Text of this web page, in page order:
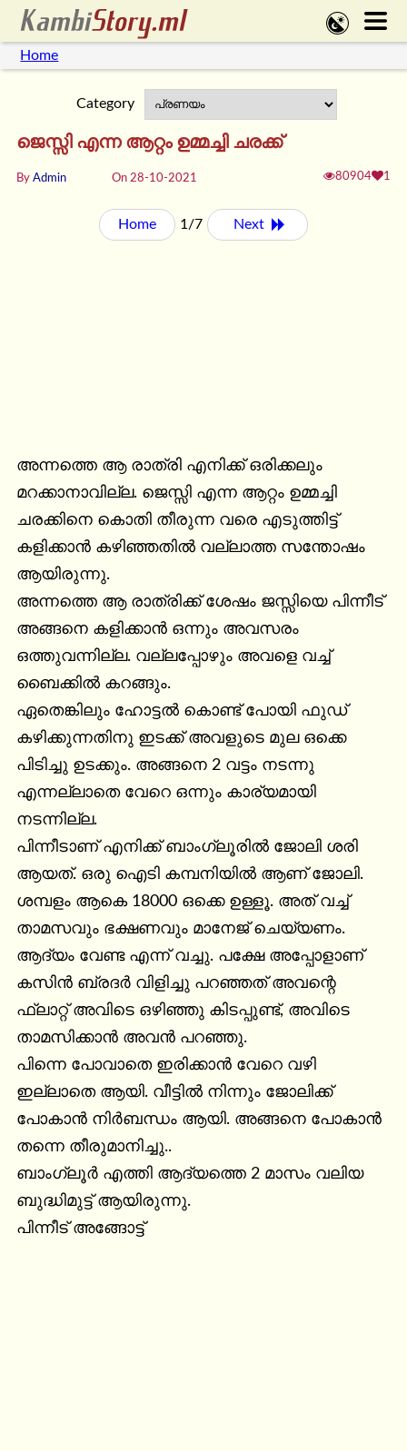
Home
Category
ജെസ്സി എന്ന ആറ്റം ഉമ്മച്ചി ചരക്ക്
By Admin On 28-10-2021 80904 1
Home 1/7 Next
അന്നത്തെ ആ രാത്രി എനിക്ക് ഒരിക്കലും
മറക്കാനാവില്ല. ജെസ്സി എന്ന ആറ്റം ഉമ്മച്ചി
ചരക്കിനെ കൊതി തീരുന്ന വരെ എടുത്തിട്ട്
കളിക്കാൻ കഴിഞ്ഞതിൽ വല്ലാത്ത സന്തോഷം
ആയിരുന്നു.
അന്നത്തെ ആ രാത്രിക്ക് ശേഷം ജസ്സിയെ പിന്നീട്
അങ്ങനെ കളിക്കാൻ ഒന്നും അവസരം
ഒത്തുവന്നില്ല. വല്ലപ്പോഴും അവളെ വച്ച്
ബൈക്കിൽ കറങ്ങും.
ഏതെങ്കിലും ഹോട്ടൽ കൊണ്ട് പോയി ഫുഡ്
കഴിക്കുന്നതിനു ഇടക്ക് അവളുടെ മുല ഒക്കെ
പിടിച്ചു ഉടക്കും. അങ്ങനെ 2 വട്ടം നടന്നു
എന്നല്ലാതെ വേറെ ഒന്നും കാര്യമായി
നടന്നില്ല.
പിന്നീടാണ് എനിക്ക് ബാംഗ്ലൂരിൽ ജോലി ശരി
ആയത്. ഒരു ഐടി കമ്പനിയിൽ ആണ് ജോലി.
ശമ്പളം ആകെ 18000 ഒക്കെ ഉള്ളൂ. അത് വച്ച്
താമസവും ഭക്ഷണവും മാനേജ് ചെയ്യണം.
ആദ്യം വേണ്ട എന്ന് വച്ചു. പക്ഷേ അപ്പോളാണ്
കസിൻ ബ്രദർ വിളിച്ചു പറഞ്ഞത് അവന്റെ
ഫ്ലാറ്റ് അവിടെ ഒഴിഞ്ഞു കിടപ്പുണ്ട്, അവിടെ
താമസിക്കാൻ അവൻ പറഞ്ഞു.
പിന്നെ പോവാതെ ഇരിക്കാൻ വേറെ വഴി
ഇല്ലാതെ ആയി. വീട്ടിൽ നിന്നും ജോലിക്ക്
പോകാൻ നിർബന്ധം ആയി. അങ്ങനെ പോകാൻ
തന്നെ തീരുമാനിച്ചു..
ബാംഗ്ലൂർ എത്തി ആദ്യത്തെ 2 മാസം വലിയ
ബുദ്ധിമുട്ട് ആയിരുന്നു.
പിന്നീട് അങ്ങോട്ട്